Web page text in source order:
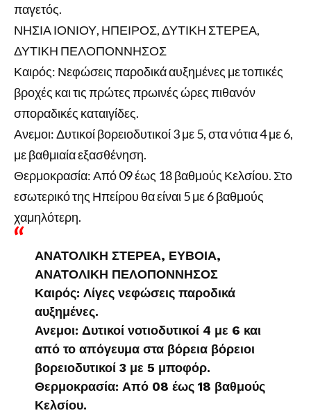
παγετός.
ΝΗΣΙΑ ΙΟΝΙΟΥ, ΗΠΕΙΡΟΣ, ΔΥΤΙΚΗ ΣΤΕΡΕΑ,
ΔΥΤΙΚΗ ΠΕΛΟΠΟΝΝΗΣΟΣ
Καιρός: Νεφώσεις παροδικά αυξημένες με τοπικές
βροχές και τις πρώτες πρωινές ώρες πιθανόν
σποραδικές καταιγίδες.
Ανεμοι: Δυτικοί βορειοδυτικοί 3 με 5, στα νότια 4 με 6,
με βαθμιαία εξασθένηση.
Θερμοκρασία: Από 09 έως 18 βαθμούς Κελσίου. Στο
εσωτερικό της Ηπείρου θα είναι 5 με 6 βαθμούς
χαμηλότερη.
ΑΝΑΤΟΛΙΚΗ ΣΤΕΡΕΑ, ΕΥΒΟΙΑ,
ΑΝΑΤΟΛΙΚΗ ΠΕΛΟΠΟΝΝΗΣΟΣ
Καιρός: Λίγες νεφώσεις παροδικά
αυξημένες.
Ανεμοι: Δυτικοί νοτιοδυτικοί 4 με 6 και
από το απόγευμα στα βόρεια βόρειοι
βορειοδυτικοί 3 με 5 μποφόρ.
Θερμοκρασία: Από 08 έως 18 βαθμούς
Κελσίου.